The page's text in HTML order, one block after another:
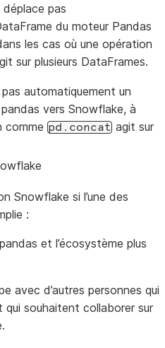
déplace pas
du moteur Pandas
les cas où une opération
sur plusieurs DataFrames.
automatiquement un
vers Snowflake, à
comme pd.concat agit sur
Snowflake si l’une des
:
et l’écosystème plus
avec d’autres personnes qui
souhaitent collaborer sur